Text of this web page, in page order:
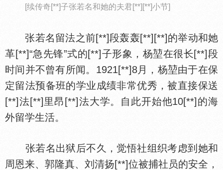
[续传奇[**]子张若名和她的夫君[**][**]小节]
张若名留法之前[**]段轰轰[**][**]的举动和她
革[**]“急先锋”式的[**]子形象，杨堃在很长[**]段
时间并不曾有所闻。1921[**]8月，杨堃由于在保
定留法预备班的学业成绩非常优秀，被直接保送
[**]法[**]里昂[**]法大学。自此开始他10[**]的海
外留学生活。
张若名出狱后不久，觉悟社组织考虑到她和
周恩来、郭隆真、刘清扬[**]位被捕社员的安全，